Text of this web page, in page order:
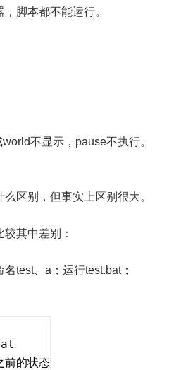
脚本都不能运行。
不显示，pause不执行。
区别，但事实上区别很大。
其中差别：
test、a；运行test.bat；
的状态